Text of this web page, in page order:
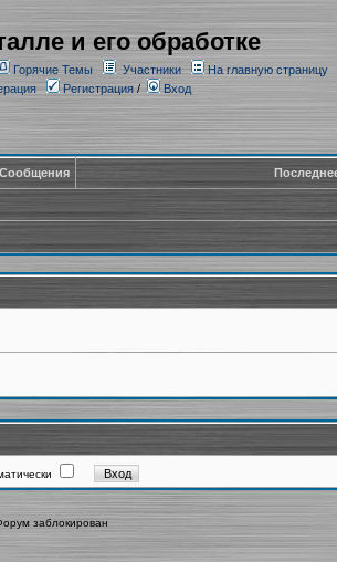
и его обработке
Горячие Темы Участники
На главную страницу
Регистрация/ Вход
Сообщения
заблокирован